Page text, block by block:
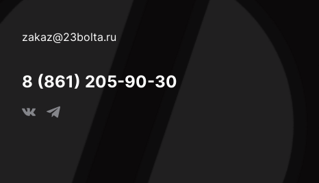
zakaz@23bolta.ru
8 (861) 205-90-30